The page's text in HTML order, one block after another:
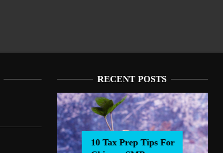
RECENT POSTS
10 Tax Prep Tips For